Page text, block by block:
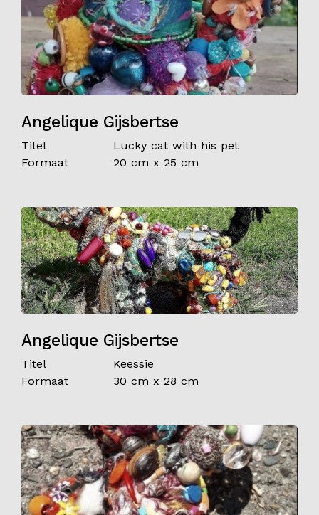
Angelique Gijsbertse
Titel
Lucky cat with his pet
Formaat
20 cm x 25 cm
Angelique Gijsbertse
Titel
Keessie
Formaat
30 cm x 28 cm